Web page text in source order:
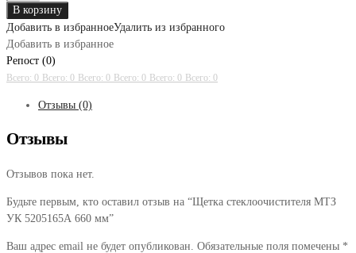
В корзину
Добавить в избранноеУдалить из избранного
Добавить в избранное
Репост (0)
Всего: 0 Всего: 0 Всего: 0 Всего: 0 Всего: 0 Всего: 0
Отзывы (0)
Отзывы
Отзывов пока нет.
Будьте первым, кто оставил отзыв на “Щетка стеклоочистителя МТЗ
УК 5205165А 660 мм”
Ваш адрес email не будет опубликован. Обязательные поля помечены *